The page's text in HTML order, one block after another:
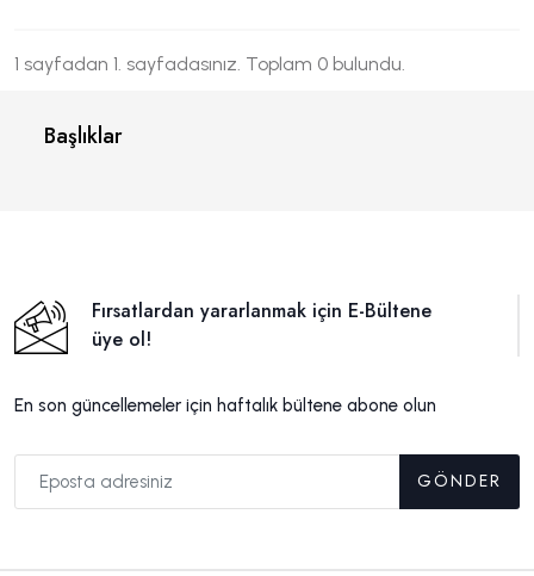
1 sayfadan 1. sayfadasınız. Toplam 0 bulundu.
Başlıklar
Fırsatlardan yararlanmak için E-Bültene
üye ol!
En son güncellemeler için haftalık bültene abone olun
GÖNDER